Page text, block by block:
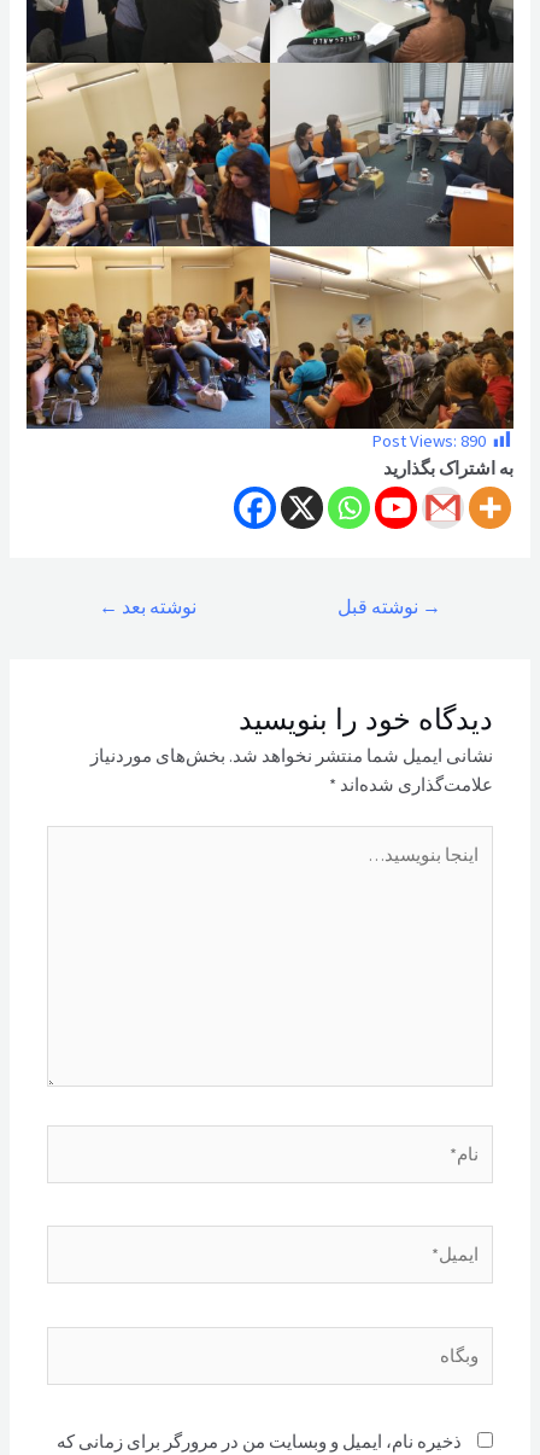
Post Views: 890
به اشتراک بگذارید
→ نوشته قبل نوشته بعد ←
دیدگاه‌ خود را بنویسید
نشانی ایمیل شما منتشر نخواهد شد. بخش‌های موردنیاز
علامت‌گذاری شده‌اند *
بنویسید…
ذخیره نام، ایمیل و وبسایت من در مرورگر برای زمانی که